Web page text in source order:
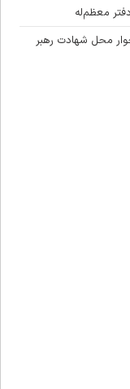
معظم‌له
محل شهادت رهبر